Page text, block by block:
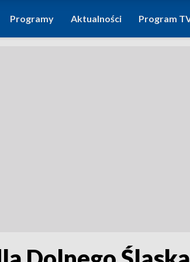
Programy Aktualności Program